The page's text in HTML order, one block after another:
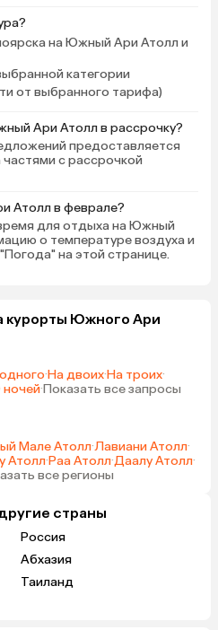
по-
И
пару
под
и
по
200,
били о
на Южный Ари Атолл и
категории
от выбранного тарифа)
Ари Атолл в рассрочку?
предоставляется
с рассрочкой
Атолл в феврале?
для отдыха на Южный
о температуре воздуха и
на этой странице.
курорты Южного Ари
·На двоих·На троих·
ночей·Показать все запросы
Мале Атолл·Лавиани Атолл·
Атолл·Раа Атолл·Даалу Атолл·
все регионы
страны
Россия
Абхазия
Таиланд